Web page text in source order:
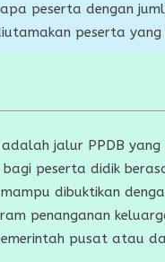
peserta dengan
peserta
jalur PPDB yang
bagi peserta didik
dibuktikan
penanganan
pusat atau